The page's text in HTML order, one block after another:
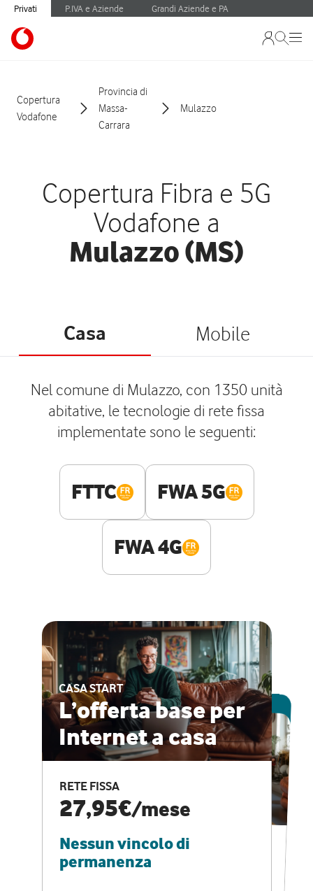
Privati P.IVA e Aziende Grandi Aziende e PA
Copertura
Vodafone
Provincia di
Massa-
Carrara
Mulazzo
Copertura Fibra e 5G
Vodafone a
Mulazzo (MS)
Casa Mobile
Nel comune di Mulazzo, con 1350 unità
abitative, le tecnologie di rete fissa
implementate sono le seguenti:
FTTC FWA 5G
FWA 4G
CASA START
L’offerta base per
Internet a casa
RETE FISSA
27,95€/mese
Nessun vincolo di
permanenza
ESCLUSIVA ONLINE
CASA PRO
Internet veloce e
vantaggi speciali
RETE FISSA + VODAFONE CLUB
29,95€